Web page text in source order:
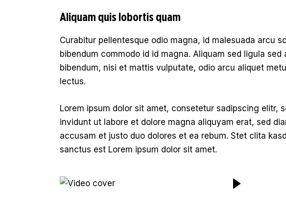
Aliquam quis lobortis quam
Curabitur pellentesque odio magna, id malesuada arcu
bibendum commodo id id magna. Aliquam sed ligula
bibendum, nisi et mattis vulputate, odio arcu aliquet
lectus.
Lorem ipsum dolor sit amet, consetetur sadipscing elitr,
invidunt ut labore et dolore magna aliquyam erat, sed
accusam et justo duo dolores et ea rebum. Stet clita
sanctus est Lorem ipsum dolor sit amet.